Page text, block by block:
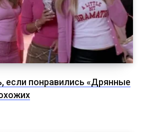
если понравились «Дрянные